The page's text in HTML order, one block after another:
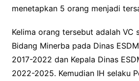
menetapkan 5 orang menjadi
Kelima orang tersebut adalah VC
Bidang Minerba pada Dinas
2017-2022 dan Kepala Dinas
2022-2025. Kemudian IH selaku